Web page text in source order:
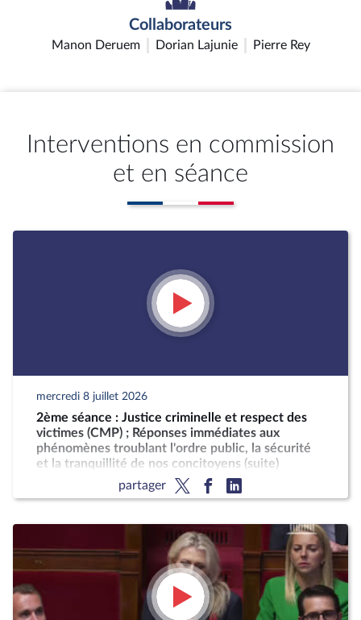
Collaborateurs
Manon Deruem Dorian Lajunie Pierre Rey
Interventions en commission
et en séance
mercredi 8 juillet 2026
2ème séance : Justice criminelle et respect des
victimes (CMP) ; Réponses immédiates aux
phénomènes troublant l'ordre public, la sécurité
et la tranquillité de nos concitoyens (suite)
partager